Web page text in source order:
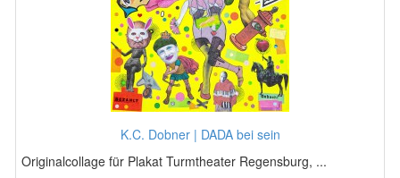
K.C. Dobner | DADA bei sein
Originalcollage für Plakat Turmtheater Regensburg, ...